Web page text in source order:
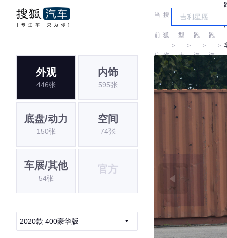
当
前
位
置:
搜
狐
汽
车
＞
车
型
大
全
＞
零
跑
汽
＞
跑
汽
车
＞
外观
446张
内饰
595张
底盘/动力
150张
空间
74张
车展/其他
54张
官方
2020款 400豪华版